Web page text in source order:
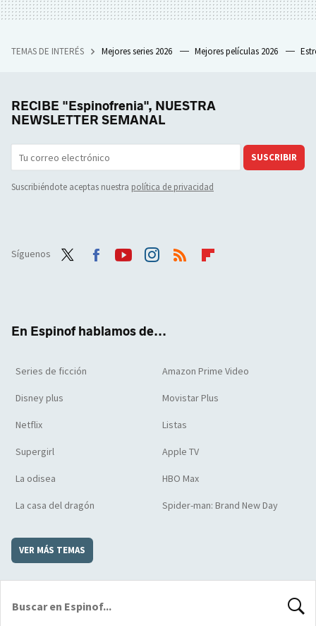
TEMAS DE INTERÉS Mejores series 2026 Mejores películas 2026
RECIBE "Espinofrenia", NUESTRA
NEWSLETTER SEMANAL
SUSCRIBIR
Suscribiéndote aceptas nuestra política de privacidad
Síguenos
En Espinof hablamos de...
Series de ficción Amazon Prime Video
Disney plus Movistar Plus
Netflix Listas
Supergirl Apple TV
La odisea HBO Max
La casa del dragón Spider-man: Brand New Day
VER MÁS TEMAS